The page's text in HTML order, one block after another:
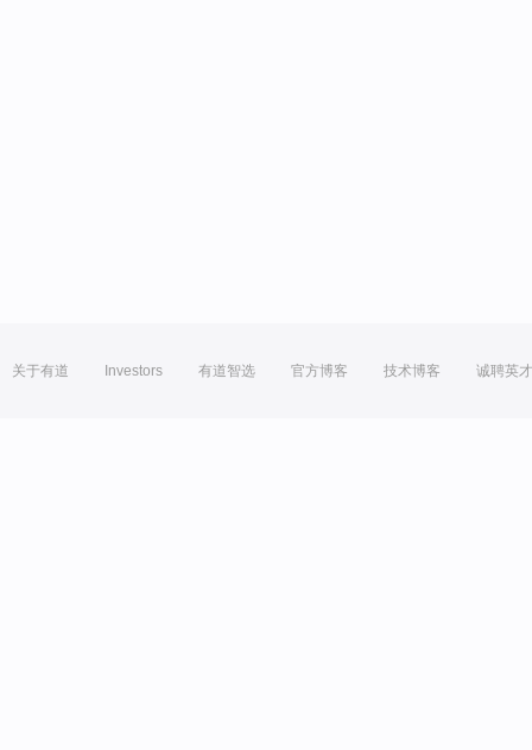
关于有道 Investors 有道智选 官方博客 技术博客 诚聘英才